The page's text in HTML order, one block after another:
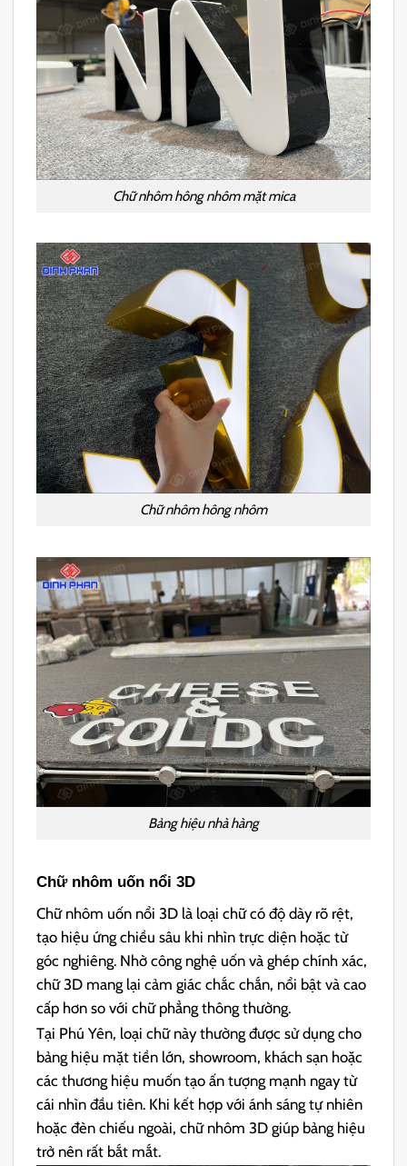
Chữ nhôm hông nhôm mặt mica
Chữ nhôm hông nhôm
Bảng hiệu nhà hàng
Chữ nhôm uốn nổi 3D
Chữ nhôm uốn nổi 3D là loại chữ có độ dày rõ rệt,
tạo hiệu ứng chiều sâu khi nhìn trực diện hoặc từ
góc nghiêng. Nhờ công nghệ uốn và ghép chính xác,
chữ 3D mang lại cảm giác chắc chắn, nổi bật và cao
cấp hơn so với chữ phẳng thông thường.
Tại Phú Yên, loại chữ này thường được sử dụng cho
bảng hiệu mặt tiền lớn, showroom, khách sạn hoặc
các thương hiệu muốn tạo ấn tượng mạnh ngay từ
cái nhìn đầu tiên. Khi kết hợp với ánh sáng tự nhiên
hoặc đèn chiếu ngoài, chữ nhôm 3D giúp bảng hiệu
trở nên rất bắt mắt.